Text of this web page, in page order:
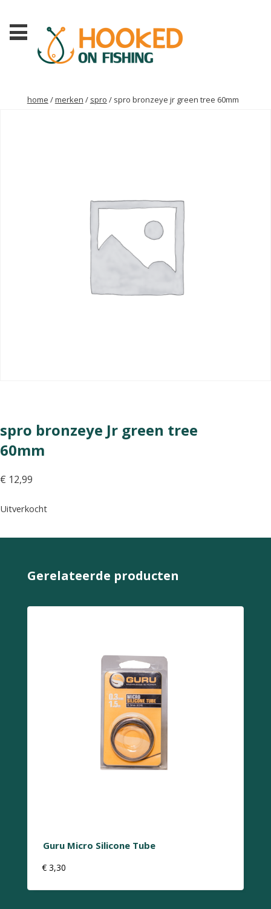
home /merken / spro / spro bronzeye jr green tree 60mm
spro bronzeye Jr green tree
60mm
€ 12,99
Uitverkocht
Gerelateerde producten
Guru Micro Silicone Tube
€ 3,30